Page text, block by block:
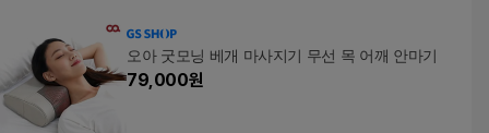
오아 굿모닝 베개 마사지기 무선 목 어깨 안마기
79,000원